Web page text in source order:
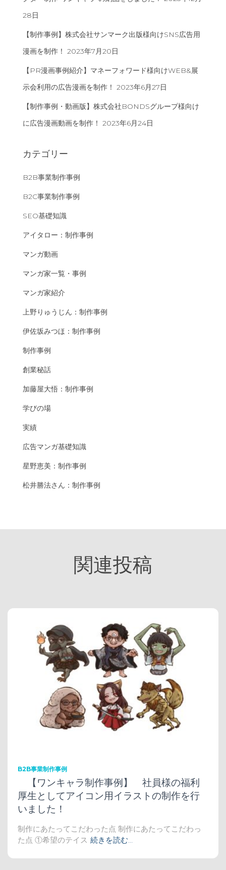
28日
【制作事例】株式会社サンマーク出版様向けSNS広告用
漫画を制作！ 2023年7月20日
【PR漫画事例紹介】マネーフォワード様向けWEB&展
示会利用の広告漫画を制作！ 2023年6月27日
【制作事例・動画版】株式会社BONDSグループ様向け
に広告漫画動画を制作！ 2023年6月24日
カテゴリー
B2B事業制作事例
B2C事業制作事例
SEO基礎知識
アイタロー：制作事例
マンガ動画
マンガ家一覧・事例
マンガ家紹介
上野りゅうじん：制作事例
伊佐坂みつほ：制作事例
制作事例
創業秘話
加藤屋大悟：制作事例
学びの場
実績
広告マンガ基礎知識
星野恵美：制作事例
松井勝法さん：制作事例
関連投稿
B2B事業制作事例
【ワンキャラ制作事例】 社員様の福利
厚生としてアイコン用イラストの制作を行
いました！
制作にあたってこだわった点 制作にあたってこだわっ
た点 ①希望のテイス 続きを読む…